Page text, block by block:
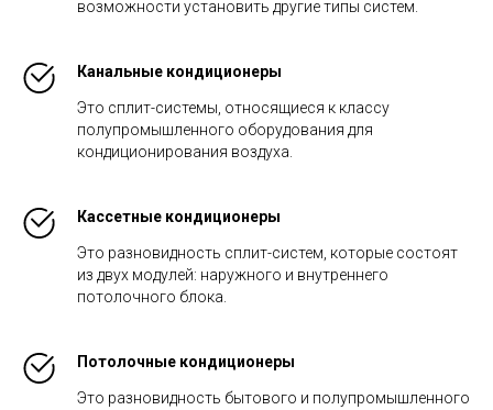
возможности установить другие типы систем.
Канальные кондиционеры
Это сплит-системы, относящиеся к классу
полупромышленного оборудования для
кондиционирования воздуха.
Кассетные кондиционеры
Это разновидность сплит-систем, которые состоят
из двух модулей: наружного и внутреннего
потолочного блока.
Потолочные кондиционеры
Это разновидность бытового и полупромышленного